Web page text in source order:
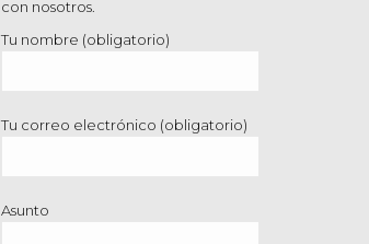
con nosotros.
Tu nombre (obligatorio)
Tu correo electrónico (obligatorio)
Asunto